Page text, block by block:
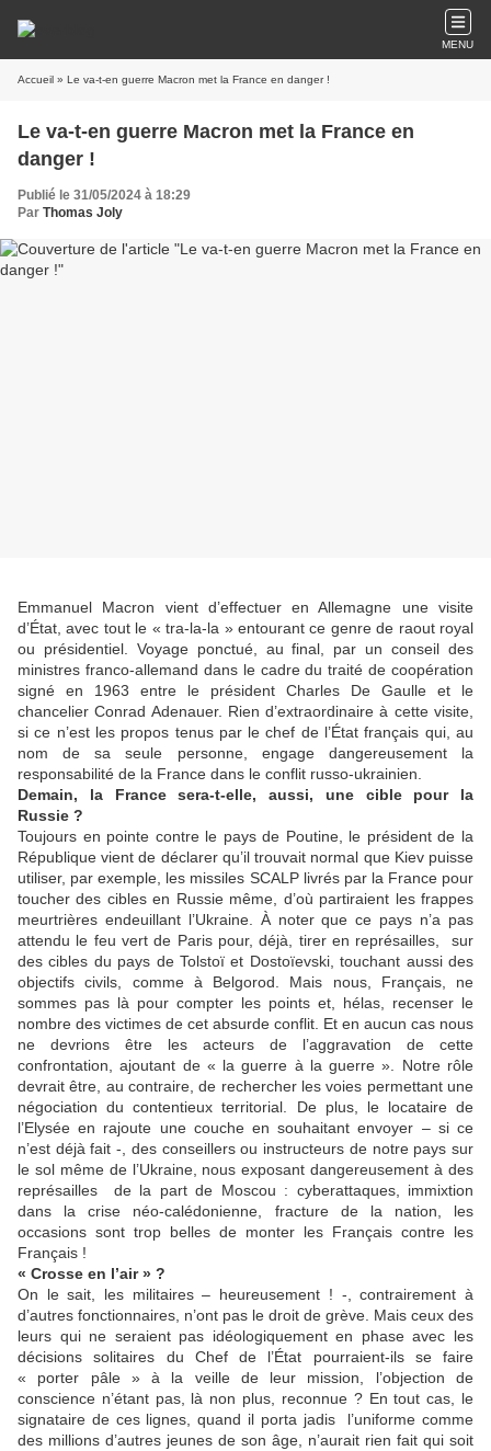
MENU
Accueil » Le va-t-en guerre Macron met la France en danger !
Le va-t-en guerre Macron met la France en
danger !
Publié le 31/05/2024 à 18:29
Par Thomas Joly
Emmanuel Macron vient d’effectuer en Allemagne une visite
d’État, avec tout le « tra-la-la » entourant ce genre de raout royal
ou présidentiel. Voyage ponctué, au final, par un conseil des
ministres franco-allemand dans le cadre du traité de coopération
signé en 1963 entre le président Charles De Gaulle et le
chancelier Conrad Adenauer. Rien d’extraordinaire à cette visite,
si ce n’est les propos tenus par le chef de l’État français qui, au
nom de sa seule personne, engage dangereusement la
responsabilité de la France dans le conflit russo-ukrainien.
Demain, la France sera-t-elle, aussi, une cible pour la
Russie ?
Toujours en pointe contre le pays de Poutine, le président de la
République vient de déclarer qu’il trouvait normal que Kiev puisse
utiliser, par exemple, les missiles SCALP livrés par la France pour
toucher des cibles en Russie même, d’où partiraient les frappes
meurtrières endeuillant l’Ukraine. À noter que ce pays n’a pas
attendu le feu vert de Paris pour, déjà, tirer en représailles, sur
des cibles du pays de Tolstoï et Dostoïevski, touchant aussi des
objectifs civils, comme à Belgorod. Mais nous, Français, ne
sommes pas là pour compter les points et, hélas, recenser le
nombre des victimes de cet absurde conflit. Et en aucun cas nous
ne devrions être les acteurs de l’aggravation de cette
confrontation, ajoutant de « la guerre à la guerre ». Notre rôle
devrait être, au contraire, de rechercher les voies permettant une
négociation du contentieux territorial. De plus, le locataire de
l’Elysée en rajoute une couche en souhaitant envoyer – si ce
n’est déjà fait -, des conseillers ou instructeurs de notre pays sur
le sol même de l’Ukraine, nous exposant dangereusement à des
représailles de la part de Moscou : cyberattaques, immixtion
dans la crise néo-calédonienne, fracture de la nation, les
occasions sont trop belles de monter les Français contre les
Français !
« Crosse en l’air » ?
On le sait, les militaires – heureusement ! -, contrairement à
d’autres fonctionnaires, n’ont pas le droit de grève. Mais ceux des
leurs qui ne seraient pas idéologiquement en phase avec les
décisions solitaires du Chef de l’État pourraient-ils se faire
« porter pâle » à la veille de leur mission, l’objection de
conscience n’étant pas, là non plus, reconnue ? En tout cas, le
signataire de ces lignes, quand il porta jadis l’uniforme comme
des millions d’autres jeunes de son âge, n’aurait rien fait qui soit